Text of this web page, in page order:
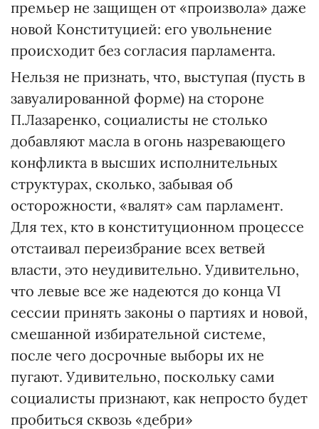
премьер не защищен от «произвола» даже
новой Конституцией: его увольнение
происходит без согласия парламента.
Нельзя не признать, что, выступая (пусть в
завуалированной форме) на стороне
П.Лазаренко, социалисты не столько
добавляют масла в огонь назревающего
конфликта в высших исполнительных
структурах, сколько, забывая об
осторожности, «валят» сам парламент.
Для тех, кто в конституционном процессе
отстаивал переизбрание всех ветвей
власти, это неудивительно. Удивительно,
что левые все же надеются до конца VI
сессии принять законы о партиях и новой,
смешанной избирательной системе,
после чего досрочные выборы их не
пугают. Удивительно, поскольку сами
социалисты признают, как непросто будет
пробиться сквозь «дебри»